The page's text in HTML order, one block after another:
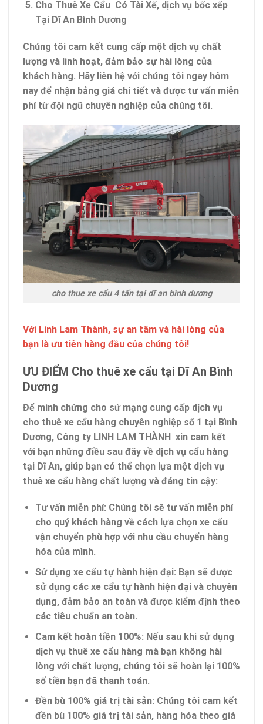
Cho Thuê Xe Cẩu Có Tài Xế, dịch vụ bốc xếp
Tại Dĩ An Bình Dương
Chúng tôi cam kết cung cấp một dịch vụ chất
lượng và linh hoạt, đảm bảo sự hài lòng của
khách hàng. Hãy liên hệ với chúng tôi ngay hôm
nay để nhận bảng giá chi tiết và được tư vấn miễn
phí từ đội ngũ chuyên nghiệp của chúng tôi.
cho thue xe cẩu 4 tấn tại dĩ an bình dương
Với Linh Lam Thành, sự an tâm và hài lòng của
bạn là ưu tiên hàng đầu của chúng tôi!
ƯU ĐIỂM Cho thuê xe cẩu tại Dĩ An Bình
Dương
Để minh chứng cho sứ mạng cung cấp dịch vụ
cho thuê xe cẩu hàng chuyên nghiệp số 1 tại Bình
Dương, Công ty LINH LAM THÀNH xin cam kết
với bạn những điều sau đây về dịch vụ cẩu hàng
tại Dĩ An, giúp bạn có thể chọn lựa một dịch vụ
thuê xe cẩu hàng chất lượng và đáng tin cậy:
Tư vấn miễn phí: Chúng tôi sẽ tư vấn miễn phí
cho quý khách hàng về cách lựa chọn xe cẩu
vận chuyển phù hợp với nhu cầu chuyển hàng
hóa của mình.
Sử dụng xe cẩu tự hành hiện đại: Bạn sẽ được
sử dụng các xe cẩu tự hành hiện đại và chuyên
dụng, đảm bảo an toàn và được kiểm định theo
các tiêu chuẩn an toàn.
Cam kết hoàn tiền 100%: Nếu sau khi sử dụng
dịch vụ thuê xe cẩu hàng mà bạn không hài
lòng với chất lượng, chúng tôi sẽ hoàn lại 100%
số tiền bạn đã thanh toán.
Đền bù 100% giá trị tài sản: Chúng tôi cam kết
đền bù 100% giá trị tài sản, hàng hóa theo giá